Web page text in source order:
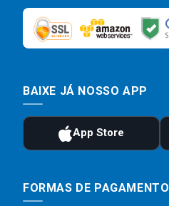
BAIXE JÁ NOSSO APP
FORMAS DE PAGAMENTO